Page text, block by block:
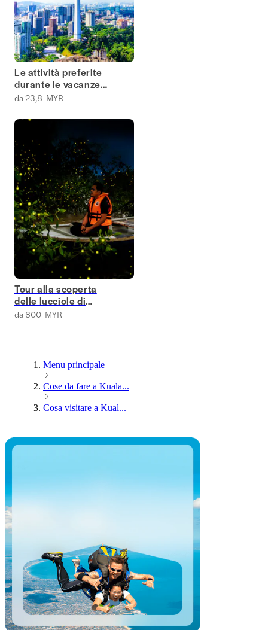
Le attività preferite
durante le vacanze
scolastiche a Kuala
da 23,8 MYR
Tour alla scoperta
delle lucciole di
Kuala Selangor
da 800 MYR
Menu principale
Cose da fare a Kuala...
Cosa visitare a Kual...